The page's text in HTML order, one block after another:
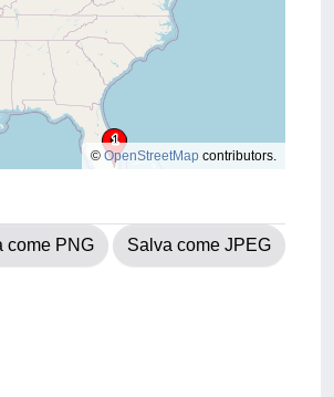
© OpenStreetMap contributors.
come PNG Salva come JPEG